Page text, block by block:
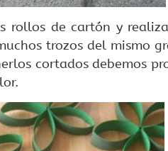
rollos de cartón y
trozos del mismo
cortados debemos